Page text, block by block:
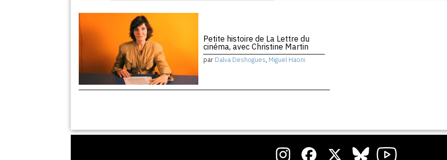
Petite histoire de La Lettre du
cinéma, avec Christine Martin
par Dalva Deshogues, Miguel Haoni